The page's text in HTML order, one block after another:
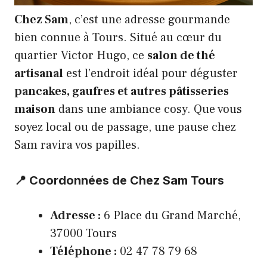
Chez Sam, c’est une adresse gourmande
bien connue à Tours. Situé au cœur du
quartier Victor Hugo, ce salon de thé
artisanal est l’endroit idéal pour déguster
pancakes, gaufres et autres pâtisseries
maison dans une ambiance cosy. Que vous
soyez local ou de passage, une pause chez
Sam ravira vos papilles.
📍 Coordonnées de Chez Sam Tours
Adresse : 6 Place du Grand Marché,
37000 Tours
Téléphone : 02 47 78 79 68